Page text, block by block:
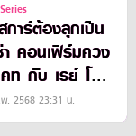
การ์ต้องลุกเป็น
คอนเฟิร์มควง
ท กับ เรย์ โชว์
ร์ไพรส์บนเวที
3 มีนาคมนี้
. 2568 23:31 น.